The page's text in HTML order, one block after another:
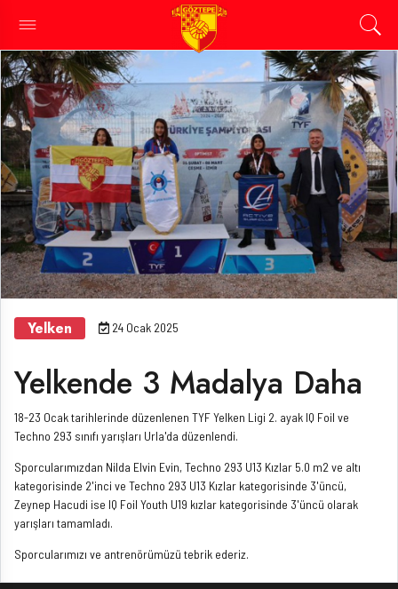
Yelken 24 Ocak 2025
Yelkende 3 Madalya Daha
18-23 Ocak tarihlerinde düzenlenen TYF Yelken Ligi 2. ayak IQ Foil ve
Techno 293 sınıfı yarışları Urla'da düzenlendi.
Sporcularımızdan Nilda Elvin Evin, Techno 293 U13 Kızlar 5.0 m2 ve altı
kategorisinde 2'inci ve Techno 293 U13 Kızlar kategorisinde 3'üncü,
Zeynep Hacudi ise IQ Foil Youth U19 kızlar kategorisinde 3'üncü olarak
yarışları tamamladı.
Sporcularımızı ve antrenörümüzü tebrik ederiz.